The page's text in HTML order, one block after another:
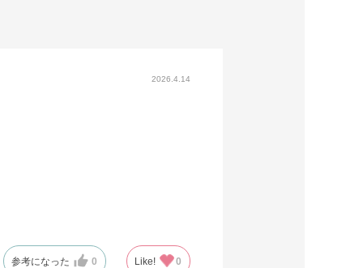
2026.4.14
参考になった 0 Like! 0